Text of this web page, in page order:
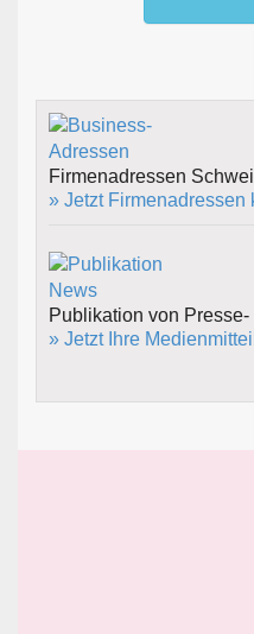
Firmenadressen
» Jetzt Firmenadressen
Publikation von
» Jetzt Ihre